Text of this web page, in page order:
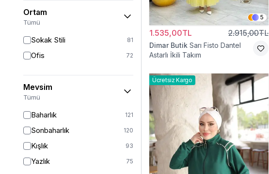
2
Kürk 1
Ortam
Tümü
Sokak Stili 81
Ofis 72
Mevsim
Tümü
Baharlık 121
Sonbaharlık 120
Kışlık 93
Yazlık 75
5
1.535,00TL 2.915,00TL
Dimar Butik Sarı Fisto Dantel
Astarlı İkili Takım
Ücretsiz Kargo